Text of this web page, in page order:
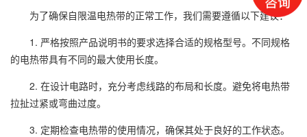
为了确保自限温电热带的正常工作，我们需要遵循以下建议：
1. 严格按照产品说明书的要求选择合适的规格型号。不同规格
的电热带具有不同的最大使用长度。
2. 在设计电路时，充分考虑线路的布局和长度。避免将电热带
拉扯过紧或弯曲过度。
3. 定期检查电热带的使用情况，确保其处于良好的工作状态。